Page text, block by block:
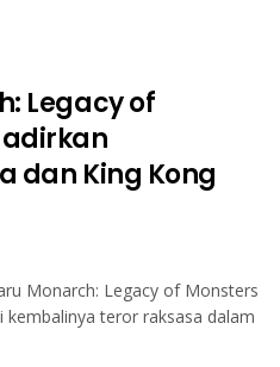
Legacy of
dan King Kong
Monarch: Legacy of Monsters
teror raksasa dalam